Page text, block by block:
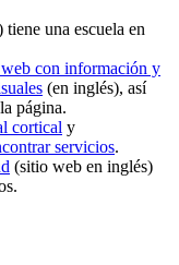
una escuela en
con información y
(en inglés), así
página.
cortical y
servicios.
(sitio web en inglés)